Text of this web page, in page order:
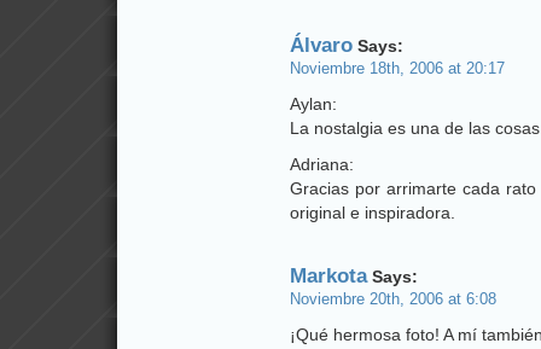
Álvaro Says:
Noviembre 18th, 2006 at 20:17
Aylan:
La nostalgia es una de las
Adriana:
Gracias por arrimarte cada
original e inspiradora.
MarkotaSays:
Noviembre 20th, 2006 at 6:08
¡Qué hermosa foto! A mí